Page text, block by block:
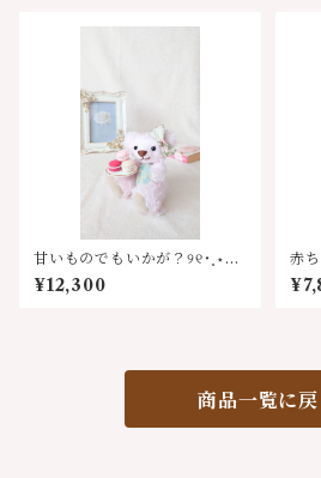
甘いものでもいかが？୨୧˙˳⋆ マ
リーズマカロンベア
¥12,300
赤
♡リ
ベ
商品一覧に戻